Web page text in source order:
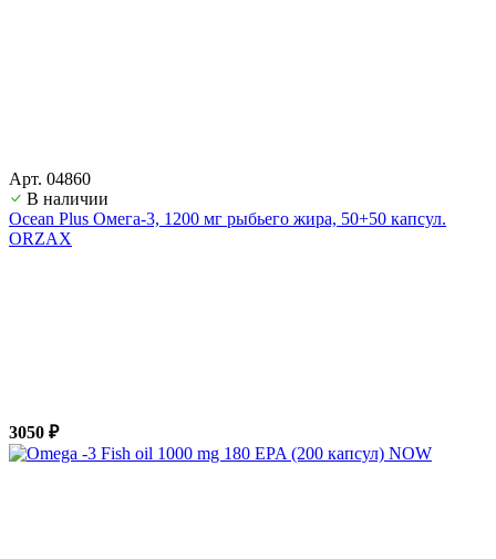
Арт. 04860
В наличии
Ocean Plus Омега-3, 1200 мг рыбьего жира, 50+50 капсул.
ORZAX
3050 ₽